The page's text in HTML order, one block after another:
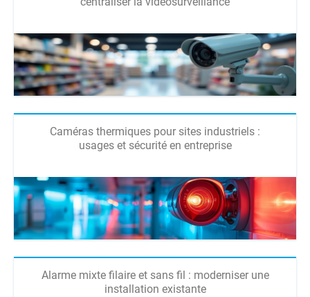
Caméras thermiques pour sites industriels :
usages et sécurité en entreprise
Alarme mixte filaire et sans fil : moderniser une
installation existante